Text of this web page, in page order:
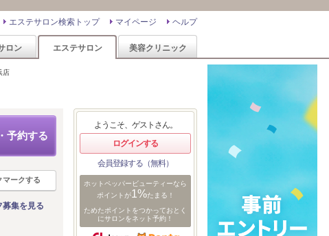
ヘルプ
マイページ
エステサロン検索トップ
ロン エステサロン 美容クリニック
店
予約する
マークする
募集を見る
ようこそ、ゲストさん。
ログインする
会員登録する（無料）
ホットペッパービューティーなら
ポイントが1%たまる！
ためたポイントをつかっておとく
にサロンをネット予約！